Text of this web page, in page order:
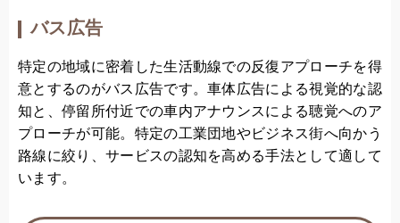
バス広告
特定の地域に密着した生活動線での反復アプローチを得
意とするのがバス広告です。車体広告による視覚的な認
知と、停留所付近での車内アナウンスによる聴覚へのア
プローチが可能。特定の工業団地やビジネス街へ向かう
路線に絞り、サービスの認知を高める手法として適して
います。